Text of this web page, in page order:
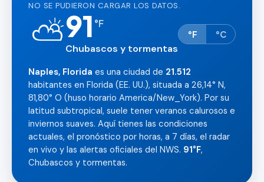
NO SE PUDIERON CARGAR LOS DATOS.
⛅91 °F
Chubascos y tormentas
°F °C
Naples, Florida es una ciudad de 21.512
habitantes en Florida (EE. UU.), situada a 26,14° N,
81,80° O (huso horario America/New_York). Por su
latitud subtropical, suele tener veranos calurosos e
inviernos suaves. Aquí tienes las condiciones
actuales, el pronóstico por horas, a 7 días, el radar
en vivo y las alertas oficiales del NWS. 91°F,
Chubascos y tormentas.